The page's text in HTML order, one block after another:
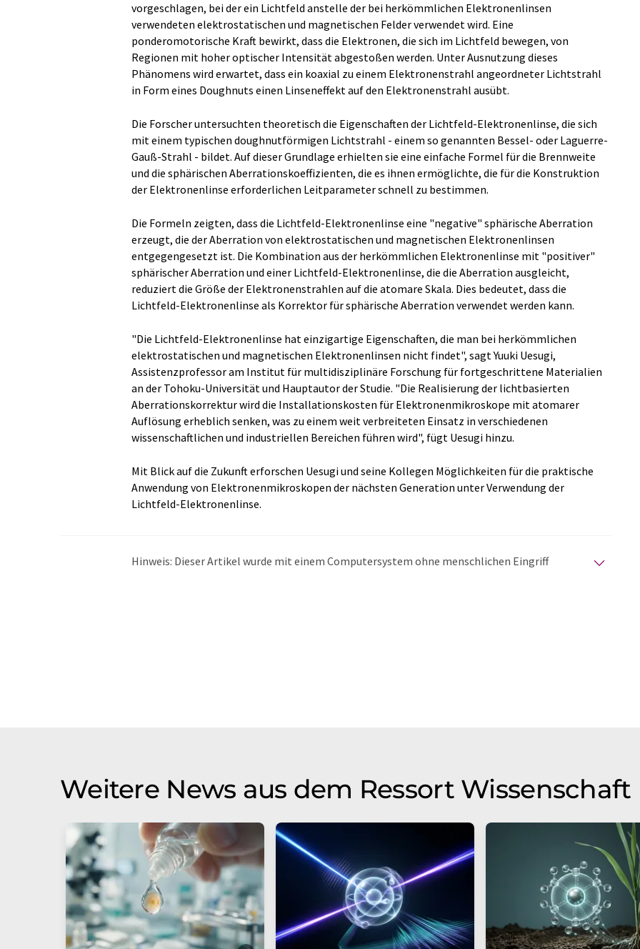
vorgeschlagen, bei der ein Lichtfeld anstelle der bei herkömmlichen Elektronenlinsen
verwendeten elektrostatischen und magnetischen Felder verwendet wird. Eine
ponderomotorische Kraft bewirkt, dass die Elektronen, die sich im Lichtfeld bewegen, von
Regionen mit hoher optischer Intensität abgestoßen werden. Unter Ausnutzung dieses
Phänomens wird erwartet, dass ein koaxial zu einem Elektronenstrahl angeordneter Lichtstrahl
in Form eines Doughnuts einen Linseneffekt auf den Elektronenstrahl ausübt.
Die Forscher untersuchten theoretisch die Eigenschaften der Lichtfeld-Elektronenlinse, die sich
mit einem typischen doughnutförmigen Lichtstrahl - einem so genannten Bessel- oder Laguerre-
Gauß-Strahl - bildet. Auf dieser Grundlage erhielten sie eine einfache Formel für die Brennweite
und die sphärischen Aberrationskoeffizienten, die es ihnen ermöglichte, die für die Konstruktion
der Elektronenlinse erforderlichen Leitparameter schnell zu bestimmen.
Die Formeln zeigten, dass die Lichtfeld-Elektronenlinse eine "negative" sphärische Aberration
erzeugt, die der Aberration von elektrostatischen und magnetischen Elektronenlinsen
entgegengesetzt ist. Die Kombination aus der herkömmlichen Elektronenlinse mit "positiver"
sphärischer Aberration und einer Lichtfeld-Elektronenlinse, die die Aberration ausgleicht,
reduziert die Größe der Elektronenstrahlen auf die atomare Skala. Dies bedeutet, dass die
Lichtfeld-Elektronenlinse als Korrektor für sphärische Aberration verwendet werden kann.
"Die Lichtfeld-Elektronenlinse hat einzigartige Eigenschaften, die man bei herkömmlichen
elektrostatischen und magnetischen Elektronenlinsen nicht findet", sagt Yuuki Uesugi,
Assistenzprofessor am Institut für multidisziplinäre Forschung für fortgeschrittene Materialien
an der Tohoku-Universität und Hauptautor der Studie. "Die Realisierung der lichtbasierten
Aberrationskorrektur wird die Installationskosten für Elektronenmikroskope mit atomarer
Auflösung erheblich senken, was zu einem weit verbreiteten Einsatz in verschiedenen
wissenschaftlichen und industriellen Bereichen führen wird", fügt Uesugi hinzu.
Mit Blick auf die Zukunft erforschen Uesugi und seine Kollegen Möglichkeiten für die praktische
Anwendung von Elektronenmikroskopen der nächsten Generation unter Verwendung der
Lichtfeld-Elektronenlinse.
Hinweis: Dieser Artikel wurde mit einem Computersystem ohne menschlichen Eingriff
Weitere News aus dem Ressort Wissenschaft